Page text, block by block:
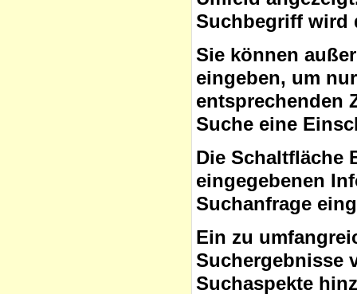
Suchbegriff wird
Sie können
eingeben, um
entsprechenden
Suche eine
Die Schaltfläche
eingegebenen
Suchanfrage
Ein zu
Suchergebnisse
Suchaspekte